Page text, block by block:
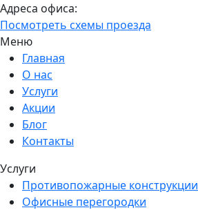
Адреса офиса:
Посмотреть схемы проезда
Меню
Главная
О нас
Услуги
Акции
Блог
Контакты
Услуги
Противопожарные конструкции
Офисные перегородки